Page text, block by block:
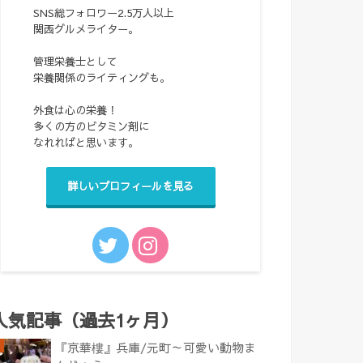
SNS総フォロワー2.5万人以上
関西グルメライター。
管理栄養士として
栄養関係のライティングも。
外食は心の栄養！
多くの方のビタミン剤に
なれればと思います。
詳しいプロフィールを見る
気記事（過去1ヶ月）
『京華樓』兵庫/元町～可愛い動物ま